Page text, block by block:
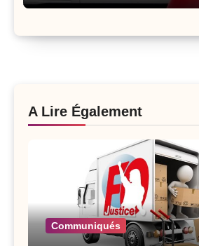
A Lire Également
Communiqués